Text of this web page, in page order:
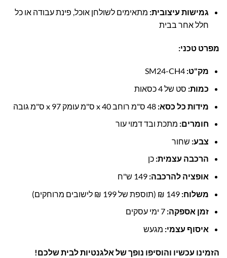
גמישות עיצובית: מתאימים לשולחן אוכל, פינת עבודה או כל
חלל אחר בבית
מפרט טכני:
מק"ט:
כמות: סט של 4 כסאות
מידות כל כסא:
חומרים: מתכת ובד דמוי עור
צבע: שחור
הרכבה עצמית: כן
אופציה להרכבה:
משלוח:
זמן אספקה:
איסוף עצמי: מגעש
הזמינו עכשיו והוסיפו נופך של אלגנטיות לבית שלכם!